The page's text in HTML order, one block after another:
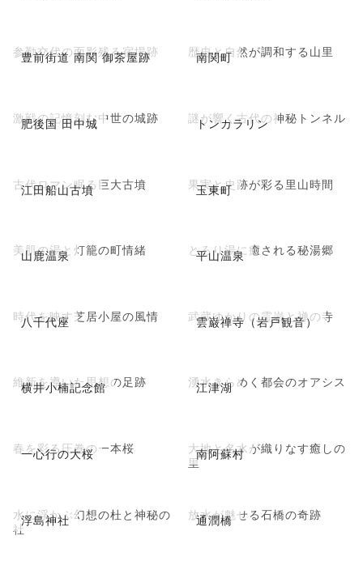
豊前街道 南関 御茶屋跡
参勤交代の面影残る宿場跡 南関町
歴史と自然が調和する山里
肥後国 田中城
激戦の記憶刻む中世の城跡 トンカラリン
謎が響く古代の神秘トンネル
江田船山古墳
古代ロマン眠る巨大古墳 玉東町
果実と史跡が彩る里山時間
山鹿温泉
美肌の湯と灯籠の町情緒 平山温泉
とろり湯に癒される秘湯郷
八千代座
時代を映す芝居小屋の風情 雲巌禅寺（岩戸観音）
武蔵ゆかりの霊岩と禅の寺
横井小楠記念館
維新を導いた思想の足跡 江津湖
湧水きらめく都会のオアシス
一心行の大桜
春を彩る圧巻の一本桜 南阿蘇村
大地と名水が織りなす癒しの
里
浮島神社
水に浮かぶ幻想の杜と神秘の
社
通潤橋
放水が魅せる石橋の奇跡